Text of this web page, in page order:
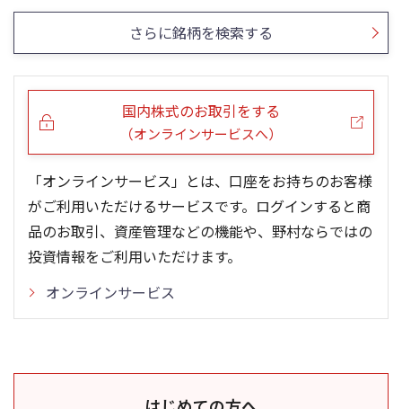
13週移動平均 26週移動平均 出来高(千)
0
400
5ヶ月移動平均 25ヶ月移動平均 出来高(百万)
0
さらに銘柄を検索する
国内株式のお取引をする
（オンラインサービスへ）
「オンラインサービス」とは、口座をお持ちのお客様
がご利用いただけるサービスです。ログインすると商
品のお取引、資産管理などの機能や、野村ならではの
投資情報をご利用いただけます。
オンラインサービス